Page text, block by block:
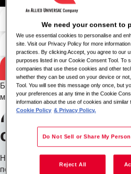
Результати
Пошук за ключовим словом
Пошук за місцем розташування
Пошук
Будь ласка, спробуйте іншу
місцезнаходження або розширте
Підпишіться на
сповіщення
Не бачите того, що шукаєте?
повідомимо вас, коли з'являться
We need your consent to
We use essential cookies to personalise and
site. Visit our Privacy Policy for more
practices. By clicking Accept, you agree to our
purposes listed in our Cookie Consent Tool. To
companies that use these cookies and other
whether they can be used on your device or
Tool. You will see this message only once, but
your preferences at any time in the Cookie
information about the use of cookies and
Cookie Policy & Privacy Policy.
Do Not Sell or Share My
Reject All